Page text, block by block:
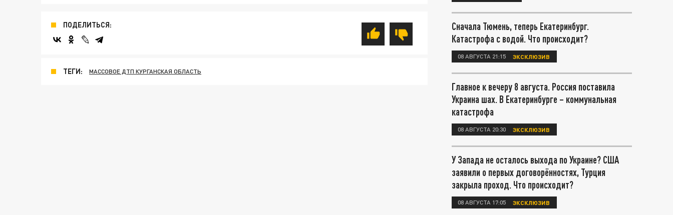
ПОДЕЛИТЬСЯ:
ТЕГИ: МАССОВОЕ ДТП КУРГАНСКАЯ ОБЛАСТЬ
Сначала Тюмень, теперь Екатеринбург.
Катастрофа с водой. Что происходит?
08 АВГУСТА 21:15 ЭКСКЛЮЗИВ
Главное к вечеру 8 августа. Россия поставила
Украина шах. В Екатеринбурге – коммунальная
катастрофа
08 АВГУСТА 20:30 ЭКСКЛЮЗИВ
У Запада не осталось выхода по Украине? США
заявили о первых договорённостях, Турция
закрыла проход. Что происходит?
08 АВГУСТА 17:05 ЭКСКЛЮЗИВ